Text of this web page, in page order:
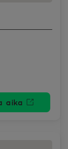
aika
Avautuu